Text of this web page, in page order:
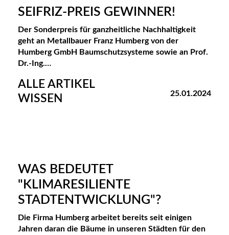
N
E
H
M
E
N
SEIFRIZ-PREIS GEWINNER!
Der Sonderpreis für ganzheitliche Nachhaltigkeit
geht an Metallbauer Franz Humberg von der
Humberg GmbH Baumschutzsysteme sowie an Prof.
Dr.-Ing.…
ALLE ARTIKEL
WISSEN
25.01.2024
WAS BEDEUTET
"KLIMARESILIENTE
STADTENTWICKLUNG"?
Die Firma Humberg arbeitet bereits seit einigen
Jahren daran die Bäume in unseren Städten für den